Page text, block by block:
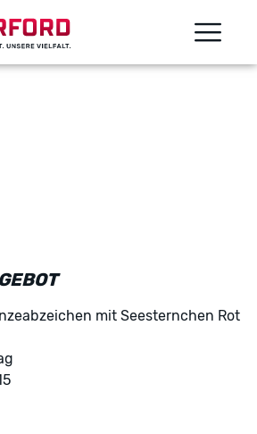
mit Seesternchen Rot